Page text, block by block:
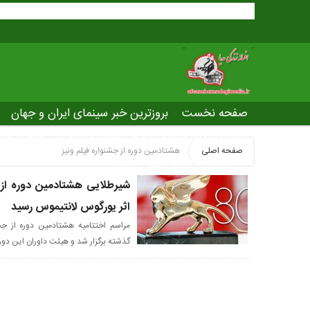
صفحه نخست بروزترین خبر سینمای ایران و جهان
عصر جدید
تلویزیون شهری of world cinema صفحه اصلی هشتادمین دوره از جشنواره فیلم ونیز
شیرطلایی هشتادمین دوره از
اثر یورگوس لانتیموس رسید
گذشته برگزار شد و هیئت داوران این